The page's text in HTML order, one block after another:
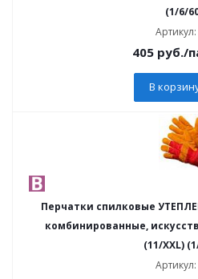
(1/6/
405 руб./
В
Перчатки спилковые
комбинированные,
(11/XXL)